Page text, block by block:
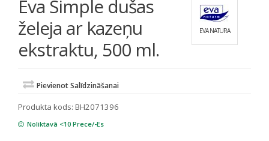
Eva Simple dušas
želeja ar kazeņu
ekstraktu, 500 ml.
EVA NATURA
Pievienot Salīdzināšanai
Produkta kods: BH2071396
Noliktavā <10 Prece/-Es